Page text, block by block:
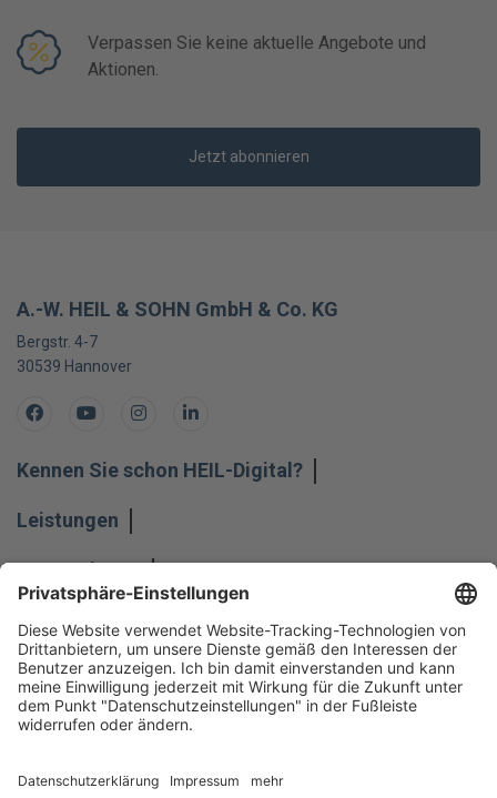
Verpassen Sie keine aktuelle Angebote und
Aktionen.
Jetzt abonnieren
A.-W. HEIL & SOHN GmbH & Co. KG
Bergstr. 4-7
30539 Hannover
FacebookYoutubeInstagramLinkedIn
Kennen Sie schon HEIL-Digital?
Leistungen
Unternehmen
Impressum
Datenschutzeinstellungen